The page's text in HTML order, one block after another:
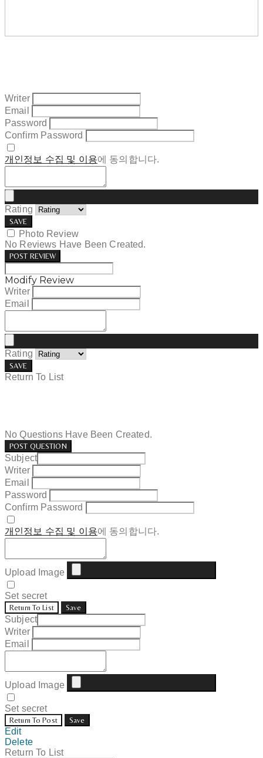
Writer
Email
Password
Confirm Password
개인정보 수집 및 이용에 동의합니다.
Rating
SAVE
Photo Review
No Reviews Have Been Created.
POST REVIEW
Modify Review
Writer
Email
Rating
SAVE
Return To List
No Questions Have Been Created.
POST QUESTION
Subject
Writer
Email
Password
Confirm Password
개인정보 수집 및 이용에 동의합니다.
Upload Image
Set secret
Return To List Save
Subject
Writer
Email
Upload Image
Set secret
Return To Post Save
Edit
Delete
Return To List